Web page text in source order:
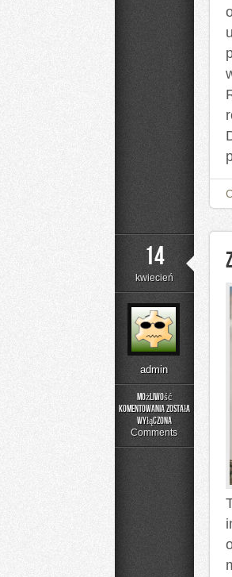
14
kwiecień
admin
Możliwość
komentowania
Zdrowie
Regeneracja
została
wyłączona
Comments